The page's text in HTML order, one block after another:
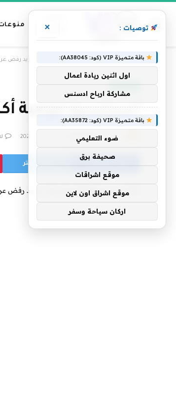
رئيسية
الرئيسية » أسينسيو موهبة أكاديمية ريال مدريد رفض
أسينسيو موهبة
بواسطة فريق التحرير
تويتر
توصيات : ×
باقة متميزة VIP (كود: AA38045):
اول اثنين ريادة اعمال
مشاركة ارباح ادسنس
باقة متميزة VIP (كود: AA35872):
ضوء التعليمي
صحيفة برق
موقع اشراقات
موقع اشراق اون لاين
اركان سياحة وسفر